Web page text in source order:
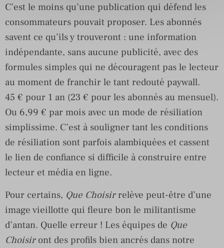
C’est le moins qu’une publication qui défend les
consommateurs pouvait proposer. Les abonnés
savent ce qu’ils y trouveront : une information
indépendante, sans aucune publicité, avec des
formules simples qui ne découragent pas le lecteur
au moment de franchir le tant redouté paywall.
45 € pour 1 an (23 € pour les abonnés au mensuel).
Ou 6,99 € par mois avec un mode de résiliation
simplissime. C’est à souligner tant les conditions
de résiliation sont parfois alambiquées et cassent
le lien de confiance si difficile à construire entre
lecteur et média en ligne.
Pour certains, Que Choisirrelève peut-être d’une
image vieillotte qui fleure bon le militantisme
d’antan. Quelle erreur ! Les équipes de Que
Choisiront des profils bien ancrés dans notre